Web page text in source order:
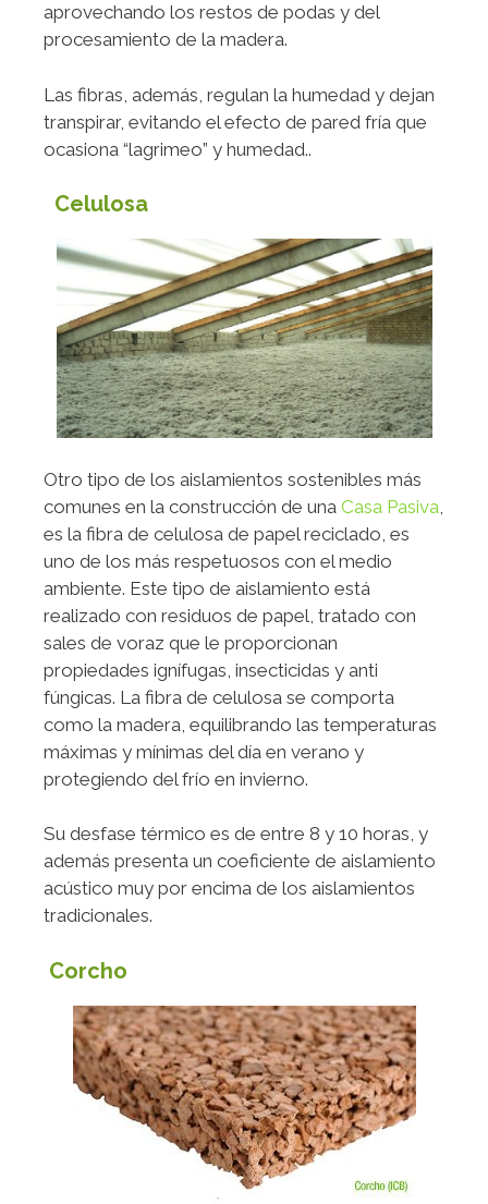
aprovechando los restos de podas y del
procesamiento de la madera.
Las fibras, además, regulan la humedad y dejan
transpirar, evitando el efecto de pared fría que
ocasiona “lagrimeo” y humedad..
Celulosa
Otro tipo de los aislamientos sostenibles más
comunes en la construcción de una Casa Pasiva
es la fibra de celulosa de papel reciclado, es
uno de los más respetuosos con el medio
ambiente. Este tipo de aislamiento está
realizado con residuos de papel, tratado con
sales de voraz que le proporcionan
propiedades ignífugas, insecticidas y anti
fúngicas. La fibra de celulosa se comporta
como la madera, equilibrando las temperaturas
máximas y mínimas del día en verano y
protegiendo del frío en invierno.
Su desfase térmico es de entre 8 y 10 horas, y
además presenta un coeficiente de aislamiento
acústico muy por encima de los aislamientos
tradicionales.
Corcho